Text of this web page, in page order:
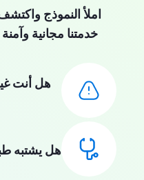
املأ النموذج واكتشف
خدمتنا مجانية
هل أنت غير
هل يشتبه